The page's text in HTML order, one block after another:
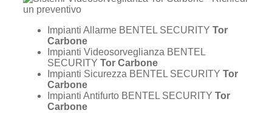
Impianti Allarme BENTEL SECURITY Tor
Carbone
Impianti Videosorveglianza BENTEL
SECURITY Tor Carbone
Impianti Sicurezza BENTEL SECURITY Tor
Carbone
Impianti Antifurto BENTEL SECURITY Tor
Carbone